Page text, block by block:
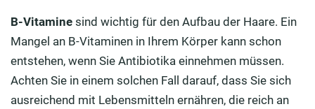
B-Vitamine sind wichtig für den Aufbau der Haare. Ein
Mangel an B-Vitaminen in Ihrem Körper kann schon
entstehen, wenn Sie Antibiotika einnehmen müssen.
Achten Sie in einem solchen Fall darauf, dass Sie sich
ausreichend mit Lebensmitteln ernähren, die reich an